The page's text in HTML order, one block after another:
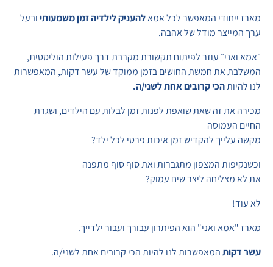
מארז ייחודי המאפשר לכל אמאלהעניק לילדיה זמן משמעותיובעל
ערך המייצר מודל של אהבה.
״אמא ואני״ עוזר לפיתוח תקשורת מקרבת דרך פעילות הוליסטית,
המשלבת את חמשת החושים בזמן ממוקד של עשר דקות, המאפשרות
לנו להיותהכי קרובים אחת לשני/ה.
מכירה את זה שאת שואפת לפנות זמן לבלות עם הילדים, ושגרת
החיים העמוסה
מקשה עלייך להקדיש זמן איכות פרטי לכל ילד?
וכשנקיפות המצפון מתגברות ואת סוף סוף מתפנה
את לא מצליחה ליצר שיח עמוק?
לא עוד!
מארז "אמא ואני" הוא הפיתרון עבורך ועבור ילדייך.
עשר דקותהמאפשרות לנו להיות הכי קרובים אחת לשני/ה.